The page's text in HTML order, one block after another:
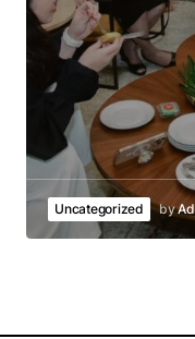
Uncategorized by